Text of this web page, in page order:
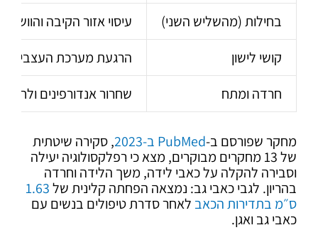
בחילות (מהשליש השני)
עיסוי אזור הקיבה והוושט
קושי לישון
הרגעת מערכת העצבים
חרדה ומתח
שחרור אנדורפינים ולחץ
מחקר שפורסם ב-PubMed ב-2023
, סקירה שיטתית
של 13 מחקרים מבוקרים, מצא כי רפלקסולוגיה יעילה
וסבירה להקלה על כאבי לידה, משך הלידה וחרדה
בהריון. לגבי כאבי גב: נמצאה הפחתה קלינית של1.63
ס״מ בתדירות הכאב לאחר סדרת טיפולים בנשים עם
כאבי גב ואגן.